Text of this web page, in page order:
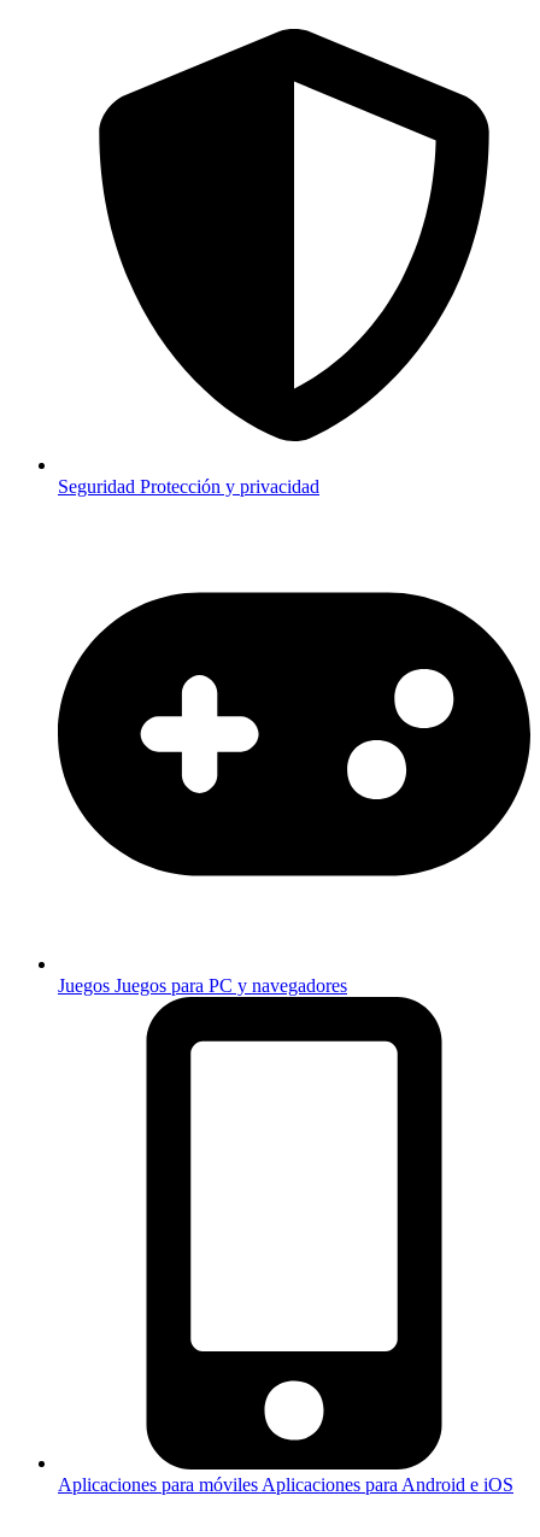
Seguridad Protección y privacidad
Juegos Juegos para PC y navegadores
Aplicaciones para móviles Aplicaciones para Android e iOS